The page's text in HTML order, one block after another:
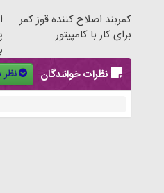
کمربند اصلاح کننده قوز کمر
برای کار با کامپیتور
با
نظرات خوانندگان